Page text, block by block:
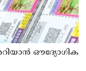
ഔദ്യോഗിക